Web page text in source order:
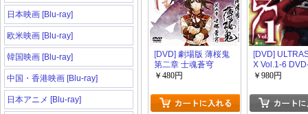
日本映画 [Blu-ray]
欧米映画 [Blu-ray]
韓国映画 [Blu-ray]
中国・香港映画 [Blu-ray]
日本アニメ [Blu-ray]
[DVD] 劇場版 薄桜鬼
第二章 士魂蒼穹
￥480円
[DVD]
X Vol.1-6
BOX【完全版
￥980円